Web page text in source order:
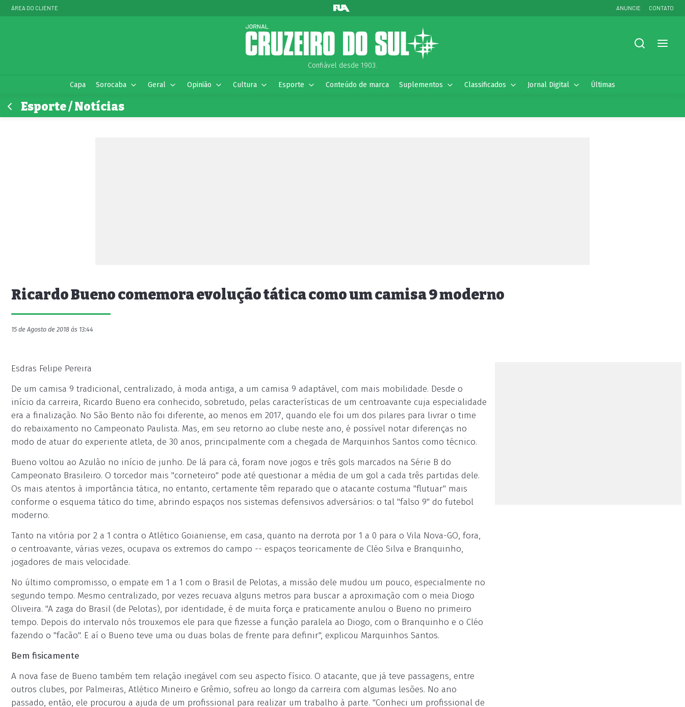
ÁREA DO CLIENTE ANUNCIE CONTATO
Confiável desde 1903.
Capa Sorocaba Geral Opinião Cultura Esporte Conteúdo de marca Suplementos Classificados Jornal Digital Últimas
Esporte / Notícias
Ricardo Bueno comemora evolução tática como um camisa 9 moderno
15 de Agosto de 2018 às 13:44
Esdras Felipe Pereira
De um camisa 9 tradicional, centralizado, à moda antiga, a um camisa 9 adaptável, com mais mobilidade. Desde o
início da carreira, Ricardo Bueno era conhecido, sobretudo, pelas características de um centroavante cuja especialidade
era a finalização. No São Bento não foi diferente, ao menos em 2017, quando ele foi um dos pilares para livrar o time
do rebaixamento no Campeonato Paulista. Mas, em seu retorno ao clube neste ano, é possível notar diferenças no
modo de atuar do experiente atleta, de 30 anos, principalmente com a chegada de Marquinhos Santos como técnico.
Bueno voltou ao Azulão no início de junho. De lá para cá, foram nove jogos e três gols marcados na Série B do
Campeonato Brasileiro. O torcedor mais "corneteiro" pode até questionar a média de um gol a cada três partidas dele.
Os mais atentos à importância tática, no entanto, certamente têm reparado que o atacante costuma "flutuar" mais
conforme o esquema tático do time, abrindo espaços nos sistemas defensivos adversários: o tal "falso 9" do futebol
moderno.
Tanto na vitória por 2 a 1 contra o Atlético Goianiense, em casa, quanto na derrota por 1 a 0 para o Vila Nova-GO, fora,
o centroavante, várias vezes, ocupava os extremos do campo -- espaços teoricamente de Cléo Silva e Branquinho,
jogadores de mais velocidade.
No último compromisso, o empate em 1 a 1 com o Brasil de Pelotas, a missão dele mudou um pouco, especialmente no
segundo tempo. Mesmo centralizado, por vezes recuava alguns metros para buscar a aproximação com o meia Diogo
Oliveira. "A zaga do Brasil (de Pelotas), por identidade, é de muita força e praticamente anulou o Bueno no primeiro
tempo. Depois do intervalo nós trouxemos ele para que fizesse a função paralela ao Diogo, com o Branquinho e o Cléo
fazendo o "facão". E aí o Bueno teve uma ou duas bolas de frente para definir", explicou Marquinhos Santos.
Bem fisicamente
A nova fase de Bueno também tem relação inegável com seu aspecto físico. O atacante, que já teve passagens, entre
outros clubes, por Palmeiras, Atlético Mineiro e Grêmio, sofreu ao longo da carreira com algumas lesões. No ano
passado, então, ele procurou a ajuda de um profissional para realizar um trabalho à parte. "Conheci um profissional de